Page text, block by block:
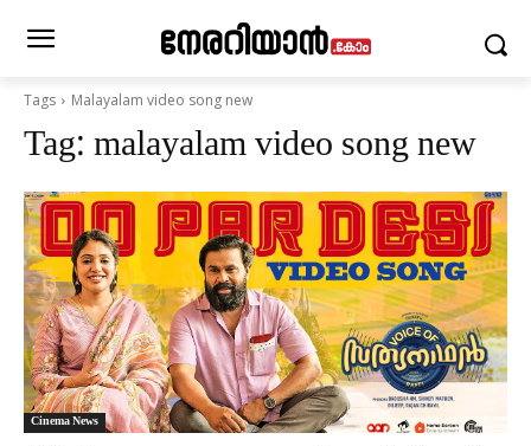
Tags Malayalam video song new
Tag: malayalam video song new
Cinema News